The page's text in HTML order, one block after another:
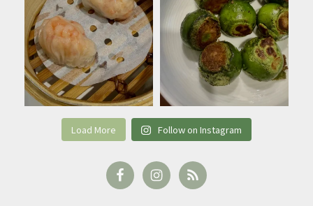
Load More Follow on Instagram